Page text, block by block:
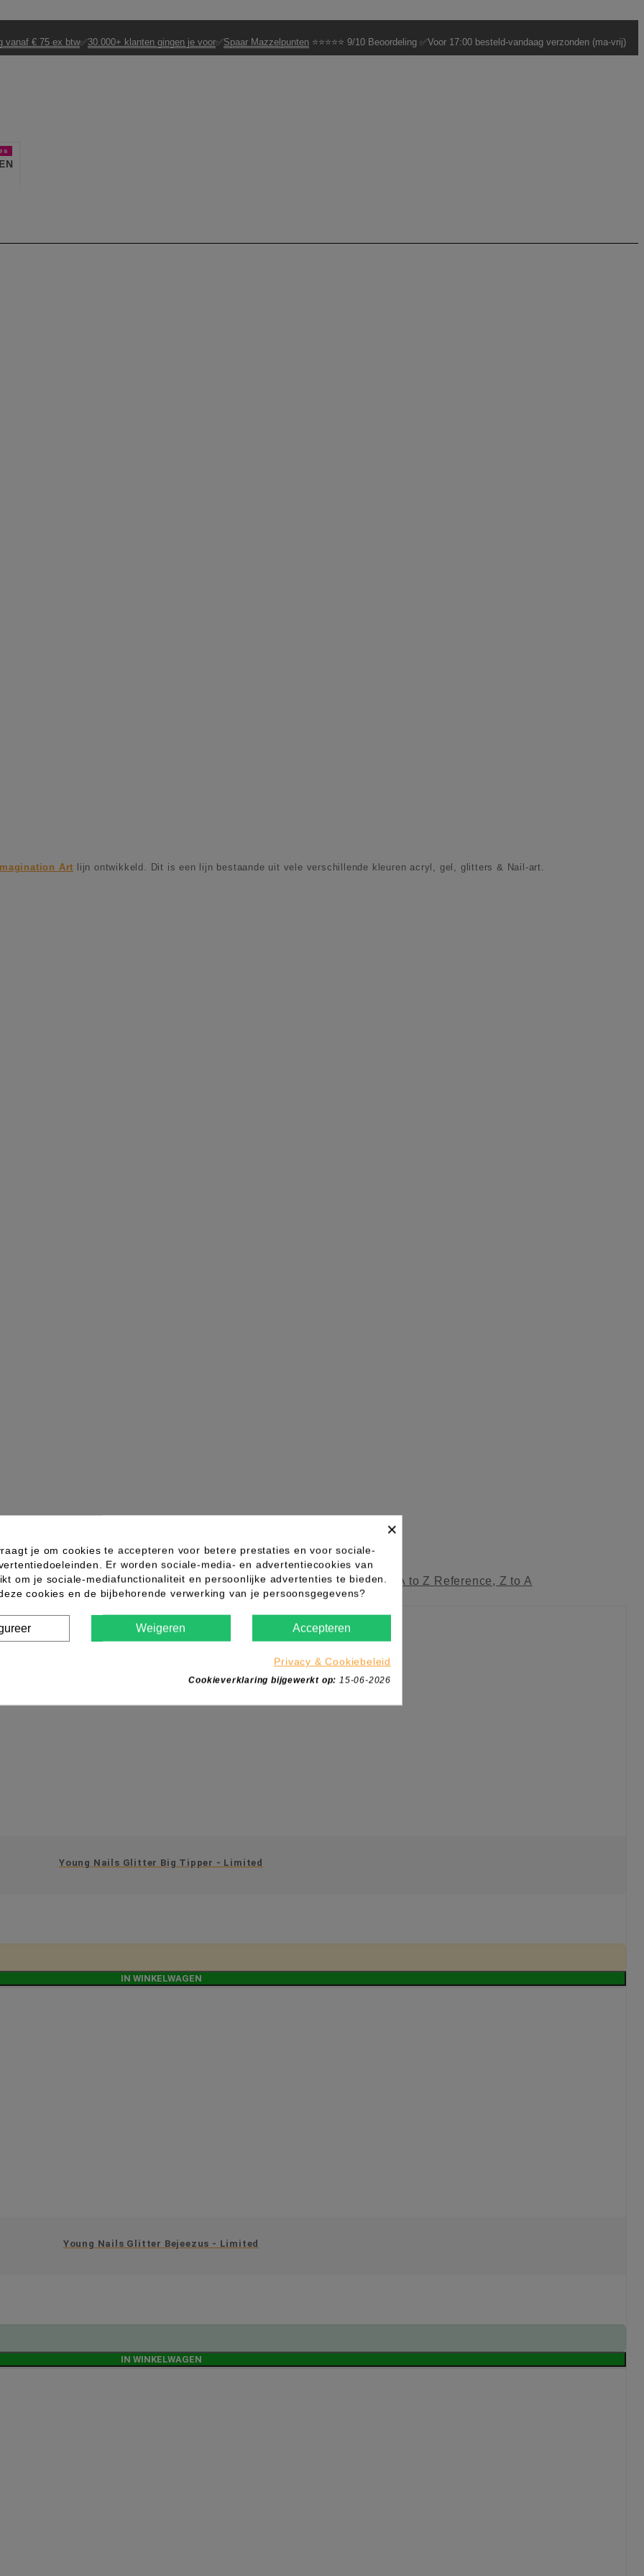
vanaf € 75 ex btw✅30.000+ klanten gingen je voor✅Spaar Mazzelpunten ⭐⭐⭐⭐⭐ 9/10 Beoordeling ✅Voor 17:00 besteld-vandaag verzonden (ma-vrij)
Imagination Art lijn ontwikkeld. Dit is een lijn bestaande uit vele verschillende kleuren acryl, gel, glitters & Nail-art.
Z Naam: Z tot APrijs: laag naar hoogPrijs: hoog naar laag Reference, A to Z Reference, Z to A
Young Nails Glitter Big Tipper - Limited
IN WINKELWAGEN
Young Nails Glitter Bejeezus - Limited
IN WINKELWAGEN
×
je om cookies te accepteren voor betere prestaties en voor sociale-
Er worden sociale-media- en advertentiecookies van
om je sociale-mediafunctionaliteit en persoonlijke advertenties te bieden.
cookies en de bijbehorende verwerking van je persoonsgegevens?
Weigeren Accepteren
Privacy & Cookiebeleid
Cookieverklaring bijgewerkt op: 15-06-2026